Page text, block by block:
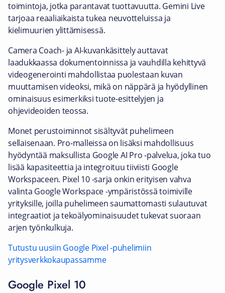
toimintoja, jotka parantavat tuottavuutta. Gemini Live
tarjoaa reaaliaikaista tukea neuvotteluissa ja
kielimuurien ylittämisessä.
Camera Coach- ja AI-kuvankäsittely auttavat
laadukkaassa dokumentoinnissa ja vauhdilla kehittyvä
videogenerointi mahdollistaa puolestaan kuvan
muuttamisen videoksi, mikä on näppärä ja hyödyllinen
ominaisuus esimerkiksi tuote-esittelyjen ja
ohjevideoiden teossa.
Monet perustoiminnot sisältyvät puhelimeen
sellaisenaan. Pro-malleissa on lisäksi mahdollisuus
hyödyntää maksullista Google AI Pro -palvelua, joka tuo
lisää kapasiteettia ja integroituu tiiviisti Google
Workspaceen. Pixel 10 -sarja onkin erityisen vahva
valinta Google Workspace -ympäristössä toimiville
yrityksille, joilla puhelimeen saumattomasti sulautuvat
integraatiot ja tekoälyominaisuudet tukevat suoraan
arjen työnkulkuja.
Tutustu uusiin Google Pixel -puhelimiin
yritysverkkokaupassamme
Google Pixel 10